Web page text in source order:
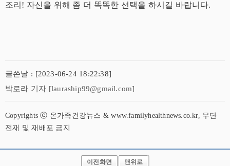
조리 ! 자신을 위해 좀 더 똑똑한 선택을 하시길 바랍니다.
글쓴날 : [2023-06-24 18:22:38]
박로라 기자 [lauraship99@gmail.com]
Copyrights ⓒ 온가족건강뉴스 & www.familyhealthnews.co.kr, 무단
전재 및 재배포 금지
이전화면 맨위로